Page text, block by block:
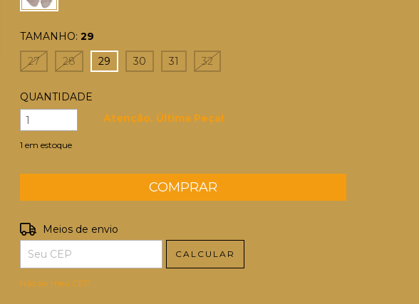
TAMANHO: 29
27
28 29 30 31 32
QUANTIDADE
1 em estoque
Atenção, Última Peça!
Entregas para o CEP:
Meios de envio
CALCULAR
Não sei meu CEP